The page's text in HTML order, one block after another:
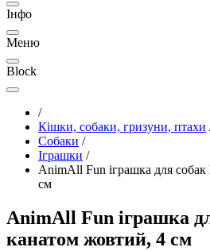
Інфо
Меню
Block
/
Кішки, собаки, гризуни, птахи
Собаки /
Іграшки /
AnimAll Fun іграшка для
см
AnimAll Fun іграшка
канатом жовтий, 4 см